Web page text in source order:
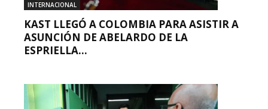
INTERNACIONAL
KAST LLEGÓ A COLOMBIA PARA ASISTIR A
ASUNCIÓN DE ABELARDO DE LA
ESPRIELLA...